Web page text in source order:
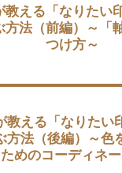
教える「なりたい
方法（前編）～「
つけ方～
教える「なりたい
方法（後編）～色
めのコーディネ